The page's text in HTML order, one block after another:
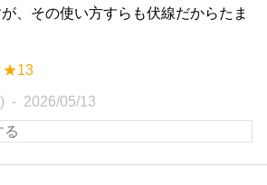
、その使い方すらも伏線だからたま
★13
2026/05/13